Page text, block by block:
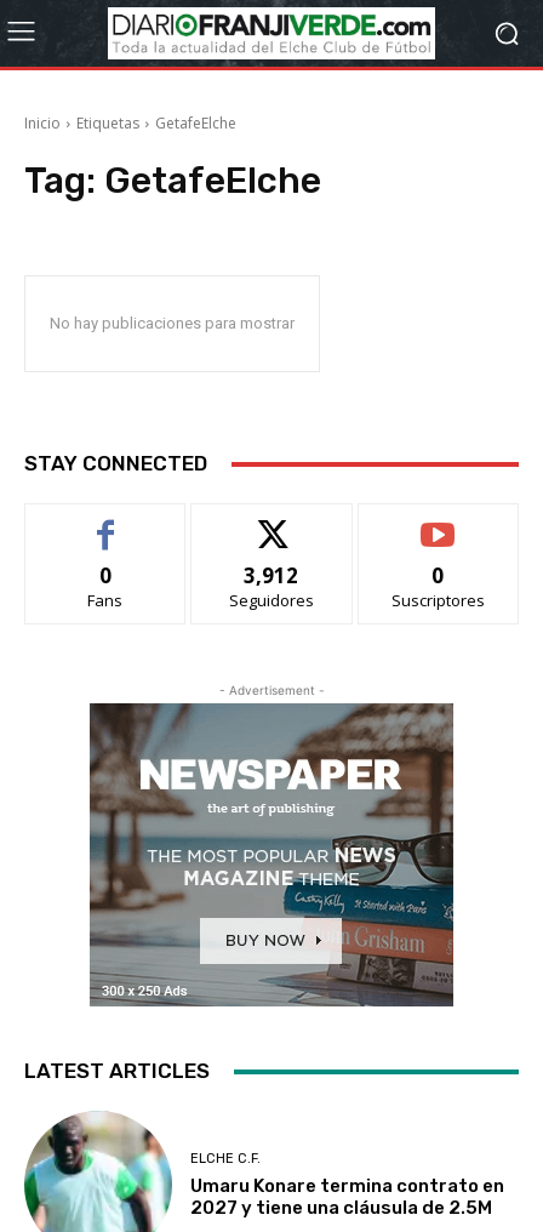
Inicio Etiquetas GetafeElche
Tag: GetafeElche
No hay publicaciones para mostrar
STAY CONNECTED
0
Fans
3,912
Seguidores
0
Suscriptores
- Advertisement -
LATEST ARTICLES
ELCHE C.F.
Umaru Konare termina contrato en
2027 y tiene una cláusula de 2.5M